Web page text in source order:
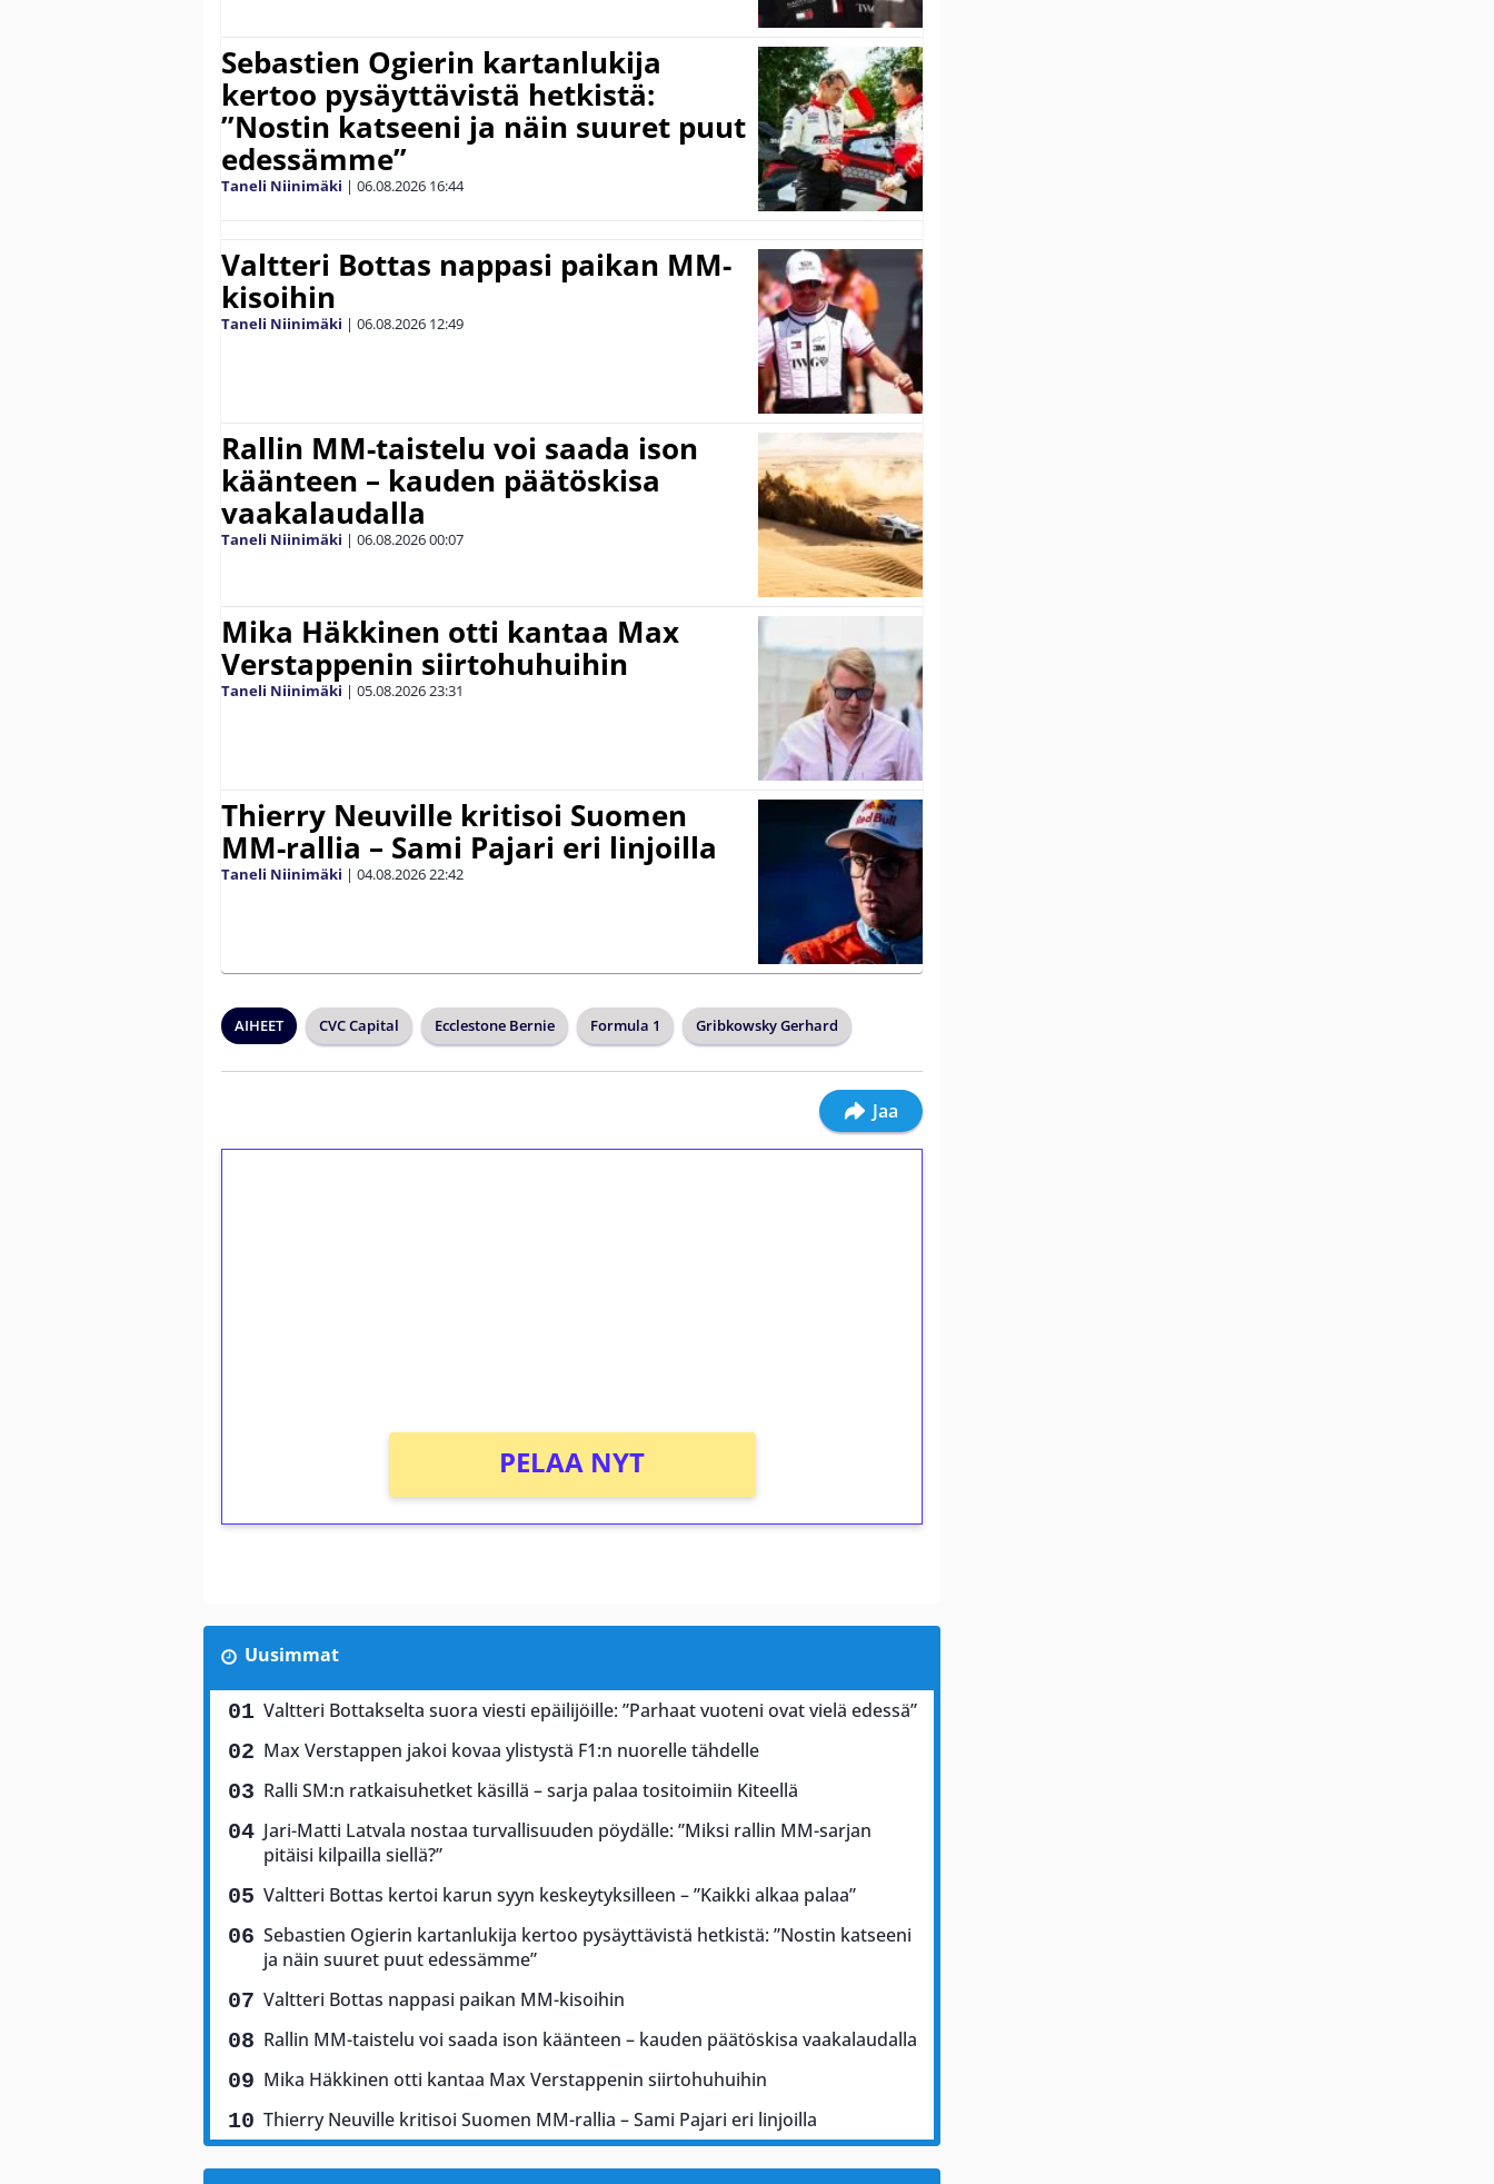
Sebastien Ogierin kartanlukija
kertoo pysäyttävistä hetkistä:
”Nostin katseeni ja näin suuret puut
edessämme”
Taneli Niinimäki | 06.08.2026 16:44
Valtteri Bottas nappasi paikan MM-
kisoihin
Taneli Niinimäki | 06.08.2026 12:49
Rallin MM-taistelu voi saada ison
käänteen – kauden päätöskisa
vaakalaudalla
Taneli Niinimäki | 06.08.202600:07
Mika Häkkinen otti kantaa Max
Verstappenin siirtohuhuihin
Taneli Niinimäki | 05.08.202623:31
Thierry Neuville kritisoi Suomen
MM-rallia – Sami Pajari eri linjoilla
Taneli Niinimäki | 04.08.202622:42
AIHEET CVC Capital Ecclestone Bernie Formula 1 Gribkowsky Gerhard
Jaa
PELAA NYT
Uusimmat
Valtteri Bottakselta suora viesti epäilijöille: ”Parhaat vuoteni ovat vielä edessä”
Max Verstappen jakoi kovaa ylistystä F1:n nuorelle tähdelle
Ralli SM:n ratkaisuhetket käsillä – sarja palaa tositoimiin Kiteellä
Jari-Matti Latvala nostaa turvallisuuden pöydälle: ”Miksi rallin MM-sarjan
pitäisi kilpailla siellä?”
Valtteri Bottas kertoi karun syyn keskeytyksilleen – ”Kaikki alkaa palaa”
Sebastien Ogierin kartanlukija kertoo pysäyttävistä hetkistä: ”Nostin katseeni
ja näin suuret puut edessämme”
Valtteri Bottas nappasi paikan MM-kisoihin
Rallin MM-taistelu voi saada ison käänteen – kauden päätöskisa vaakalaudalla
Mika Häkkinen otti kantaa Max Verstappenin siirtohuhuihin
Thierry Neuville kritisoi Suomen MM-rallia – Sami Pajari eri linjoilla